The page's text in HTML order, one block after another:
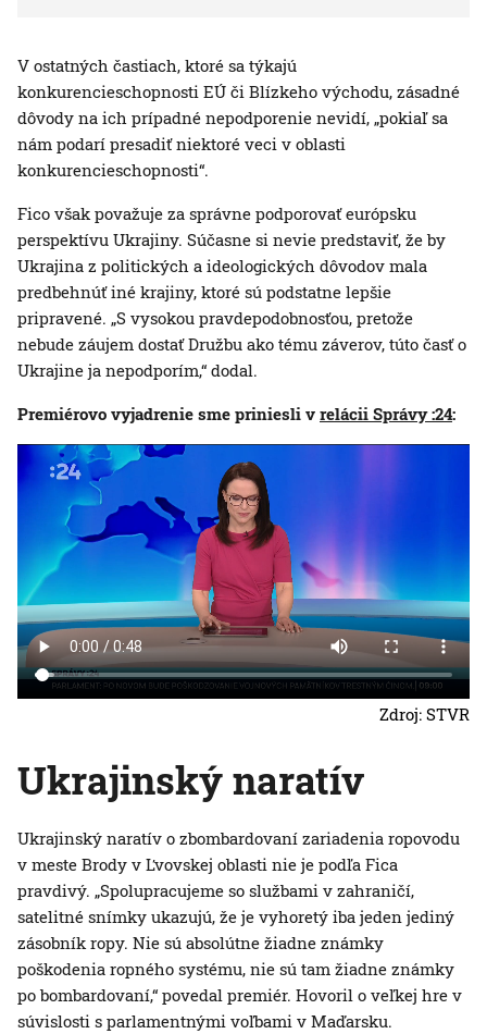
V ostatných častiach, ktoré sa týkajú
konkurencieschopnosti EÚ či Blízkeho východu, zásadné
dôvody na ich prípadné nepodporenie nevidí, „pokiaľ sa
nám podarí presadiť niektoré veci v oblasti
konkurencieschopnosti“.
Fico však považuje za správne podporovať európsku
perspektívu Ukrajiny. Súčasne si nevie predstaviť, že by
Ukrajina z politických a ideologických dôvodov mala
predbehnúť iné krajiny, ktoré sú podstatne lepšie
pripravené. „S vysokou pravdepodobnosťou, pretože
nebude záujem dostať Družbu ako tému záverov, túto časť o
Ukrajine ja nepodporím,“ dodal.
Premiérovo vyjadrenie sme priniesli v relácii Správy :24:
Zdroj: STVR
Ukrajinský naratív
Ukrajinský naratív o zbombardovaní zariadenia ropovodu
v meste Brody v Ľvovskej oblasti nie je podľa Fica
pravdivý. „Spolupracujeme so službami v zahraničí,
satelitné snímky ukazujú, že je vyhoretý iba jeden jediný
zásobník ropy. Nie sú absolútne žiadne známky
poškodenia ropného systému, nie sú tam žiadne známky
po bombardovaní,“ povedal premiér. Hovoril o veľkej hre v
súvislosti s parlamentnými voľbami v Maďarsku.